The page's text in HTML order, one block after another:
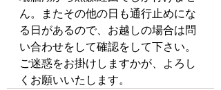
ん。またその他の日も通行止めにな
る日があるので、お越しの場合は問
い合わせをして確認をして下さい。
ご迷惑をお掛けしますかが、よろし
くお願いいたします。